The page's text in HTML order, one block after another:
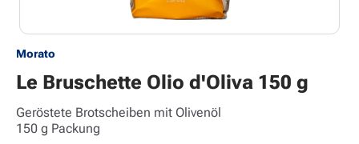
Morato
Le Bruschette Olio d'Oliva 150 g
Geröstete Brotscheiben mit Olivenöl
150 g Packung